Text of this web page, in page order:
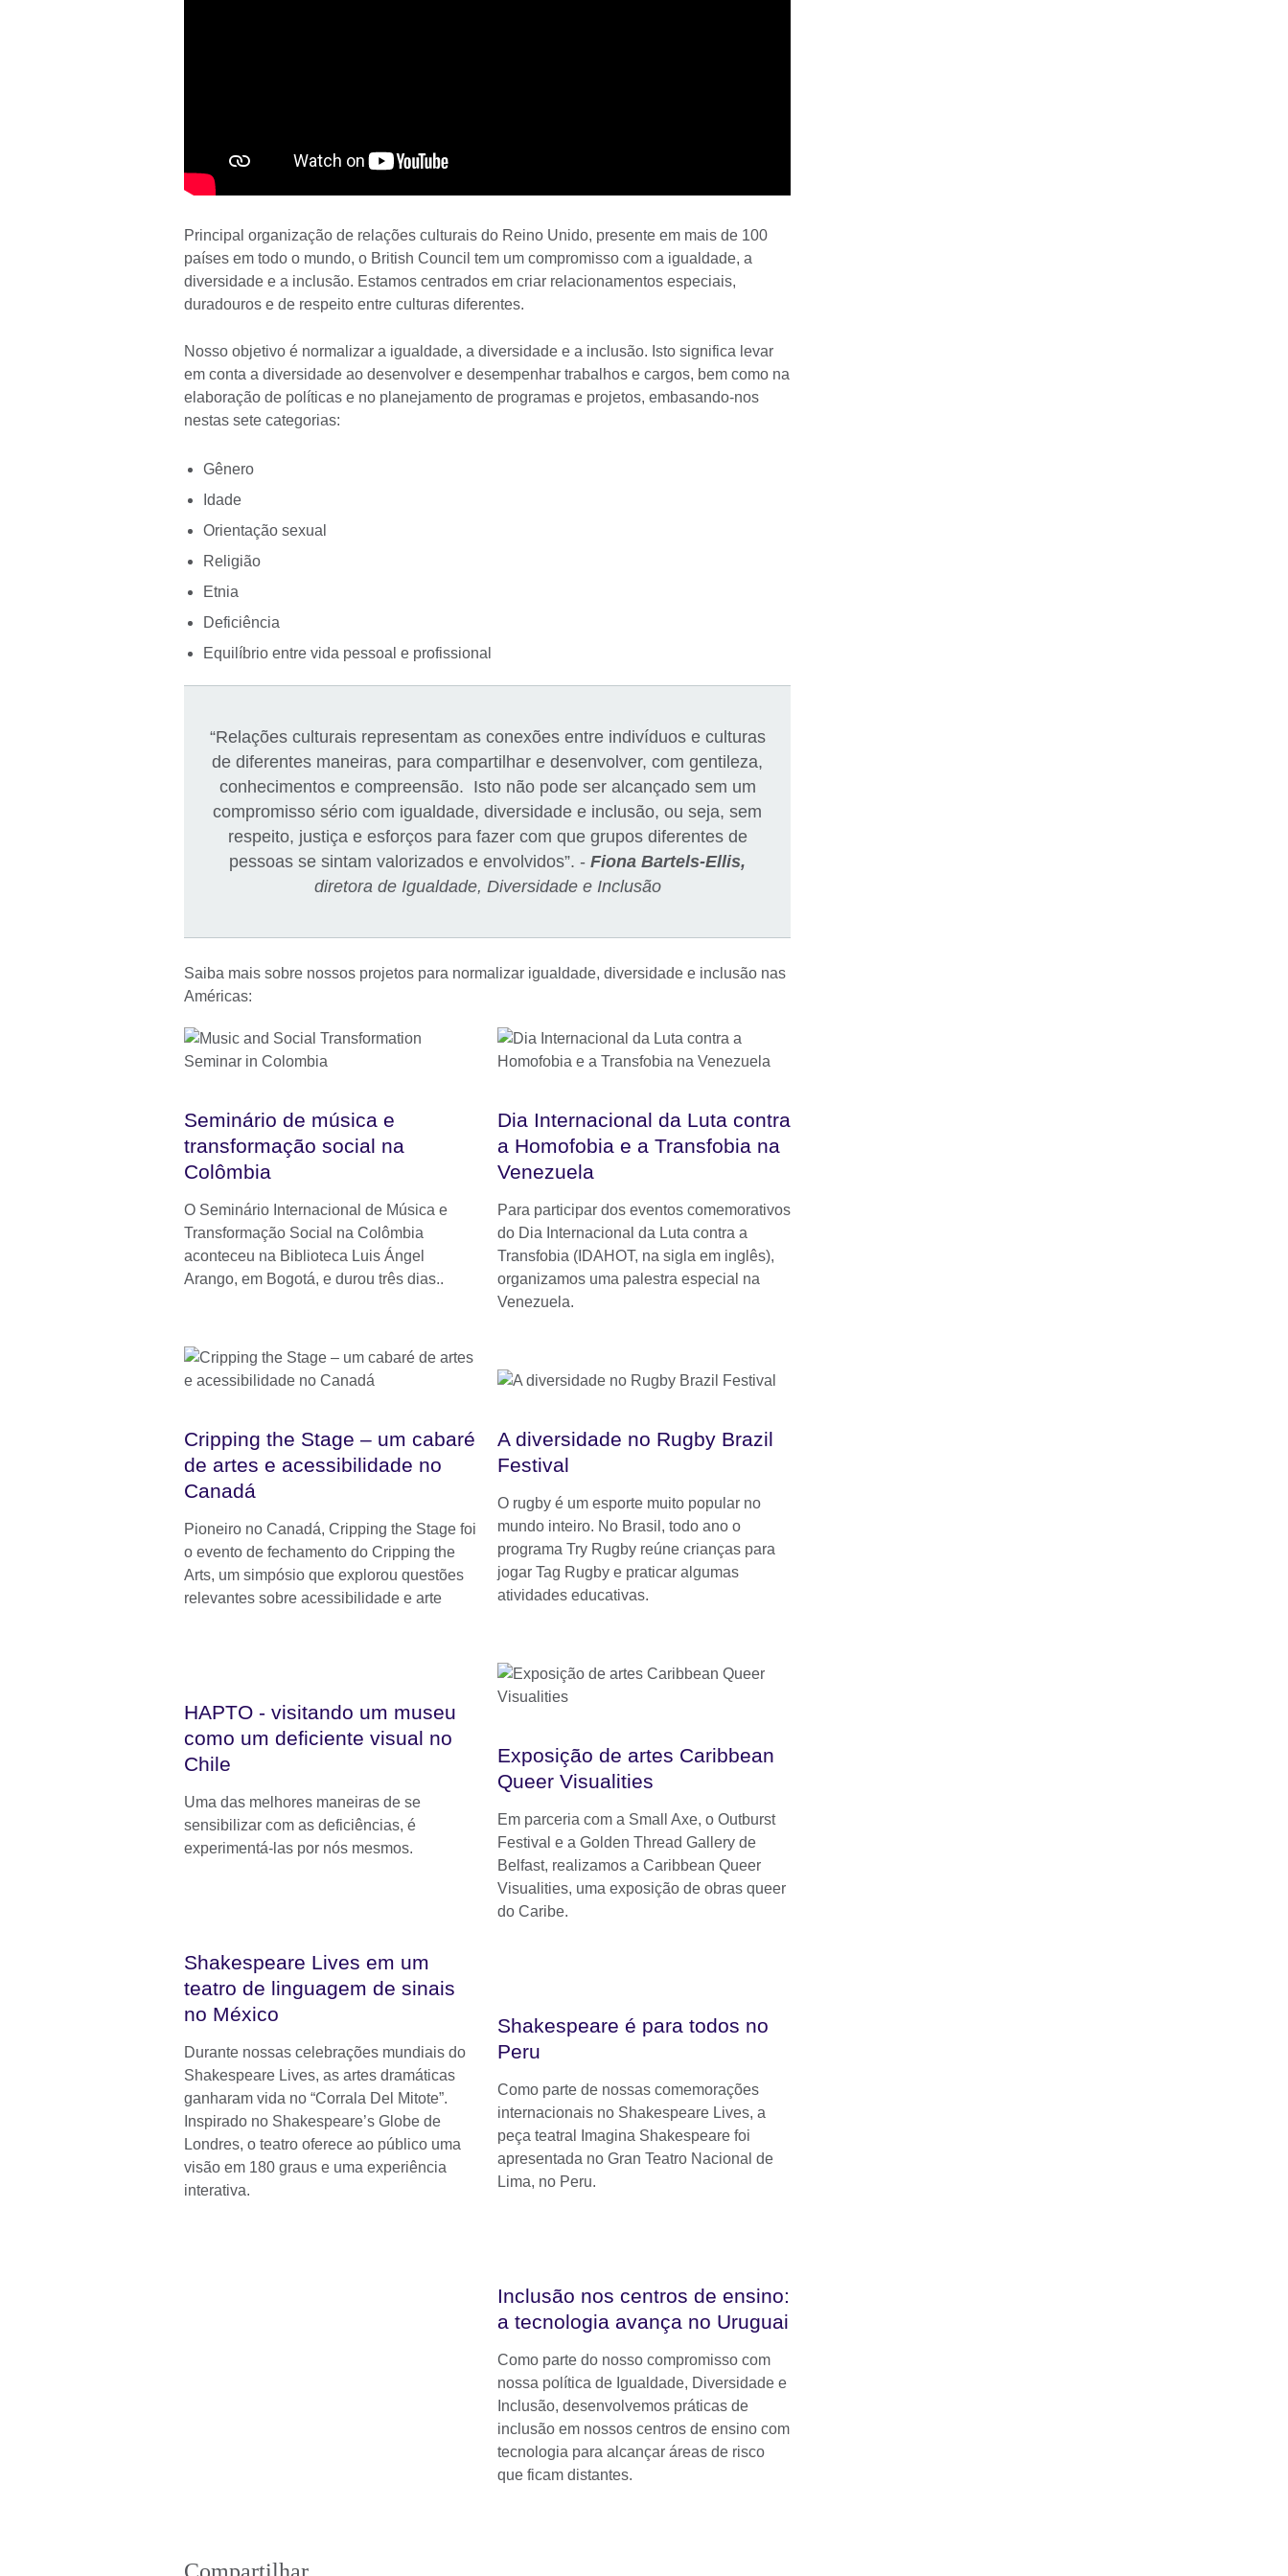
Principal organização de relações culturais do Reino Unido, presente em mais de 100
países em todo o mundo, o British Council tem um compromisso com a igualdade, a
diversidade e a inclusão. Estamos centrados em criar relacionamentos especiais,
duradouros e de respeito entre culturas diferentes.
Nosso objetivo é normalizar a igualdade, a diversidade e a inclusão. Isto significa levar
em conta a diversidade ao desenvolver e desempenhar trabalhos e cargos, bem como na
elaboração de políticas e no planejamento de programas e projetos, embasando-nos
nestas sete categorias:
Gênero
Idade
Orientação sexual
Religião
Etnia
Deficiência
Equilíbrio entre vida pessoal e profissional
“Relações culturais representam as conexões entre indivíduos e culturas
de diferentes maneiras, para compartilhar e desenvolver, com gentileza,
conhecimentos e compreensão. Isto não pode ser alcançado sem um
compromisso sério com igualdade, diversidade e inclusão, ou seja, sem
respeito, justiça e esforços para fazer com que grupos diferentes de
pessoas se sintam valorizados e envolvidos”. -Fiona Bartels-Ellis,
diretora de Igualdade, Diversidade e Inclusão
Saiba mais sobre nossos projetos para normalizar igualdade, diversidade e inclusão nas
Américas:
Seminário de música e
transformação social na
Colômbia
O Seminário Internacional de Música e
Transformação Social na Colômbia
aconteceu na Biblioteca Luis Ángel
Arango, em Bogotá, e durou três dias..
Dia Internacional da Luta contra
a Homofobia e a Transfobia na
Venezuela
Para participar dos eventos comemorativos
do Dia Internacional da Luta contra a
Transfobia (IDAHOT, na sigla em inglês),
organizamos uma palestra especial na
Venezuela.
Cripping the Stage – um cabaré
de artes e acessibilidade no
Canadá
Pioneiro no Canadá, Cripping the Stage foi
o evento de fechamento do Cripping the
Arts, um simpósio que explorou questões
relevantes sobre acessibilidade e arte
A diversidade no Rugby Brazil
Festival
O rugby é um esporte muito popular no
mundo inteiro. No Brasil, todo ano o
programa Try Rugby reúne crianças para
jogar Tag Rugby e praticar algumas
atividades educativas.
Exposição de artes Caribbean
Queer Visualities
Em parceria com a Small Axe, o Outburst
Festival e a Golden Thread Gallery de
Belfast, realizamos a Caribbean Queer
Visualities, uma exposição de obras queer
do Caribe.
HAPTO - visitando um museu
como um deficiente visual no
Chile
Uma das melhores maneiras de se
sensibilizar com as deficiências, é
experimentá-las por nós mesmos.
Shakespeare Lives em um
teatro de linguagem de sinais
no México
Durante nossas celebrações mundiais do
Shakespeare Lives, as artes dramáticas
ganharam vida no “Corrala Del Mitote”.
Inspirado no Shakespeare’s Globe de
Londres, o teatro oferece ao público uma
visão em 180 graus e uma experiência
interativa.
Shakespeare é para todos no
Peru
Como parte de nossas comemorações
internacionais no Shakespeare Lives, a
peça teatral Imagina Shakespeare foi
apresentada no Gran Teatro Nacional de
Lima, no Peru.
Inclusão nos centros de ensino:
a tecnologia avança no Uruguai
Como parte do nosso compromisso com
nossa política de Igualdade, Diversidade e
Inclusão, desenvolvemos práticas de
inclusão em nossos centros de ensino com
tecnologia para alcançar áreas de risco
que ficam distantes.